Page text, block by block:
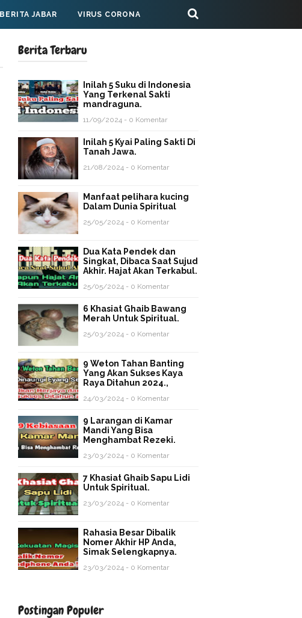
BERITA JABAR VIRUS CORONA
Berita Terbaru
Inilah 5 Suku di Indonesia
Yang Terkenal Sakti
mandraguna.
11/09/2024 - 0 Komentar
Inilah 5 Kyai Paling Sakti Di
Tanah Jawa.
21/08/2024 - 0 Komentar
Manfaat pelihara kucing
Dalam Dunia Spiritual
25/05/2024 - 0 Komentar
Dua Kata Pendek dan
Singkat, Dibaca Saat Sujud
Akhir. Hajat Akan Terkabul.
25/05/2024 - 0 Komentar
6 Khasiat Ghaib Bawang
Merah Untuk Spiritual.
25/03/2024 - 0 Komentar
9 Weton Tahan Banting
Yang Akan Sukses Kaya
Raya Ditahun 2024.,
24/03/2024 - 0 Komentar
9 Larangan di Kamar
Mandi Yang Bisa
Menghambat Rezeki.
23/03/2024 - 0 Komentar
7 Khasiat Ghaib Sapu Lidi
Untuk Spiritual.
23/03/2024 - 0 Komentar
Rahasia Besar Dibalik
Nomer Akhir HP Anda,
Simak Selengkapnya.
23/03/2024 - 0 Komentar
Postingan Populer